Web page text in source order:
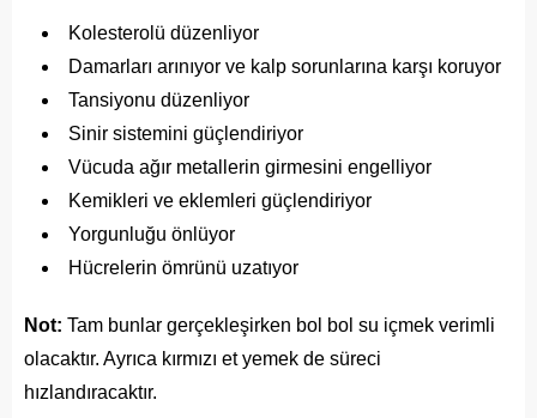
Kolesterolü düzenliyor
Damarları arınıyor ve kalp sorunlarına karşı koruyor
Tansiyonu düzenliyor
Sinir sistemini güçlendiriyor
Vücuda ağır metallerin girmesini engelliyor
Kemikleri ve eklemleri güçlendiriyor
Yorgunluğu önlüyor
Hücrelerin ömrünü uzatıyor
Not: Tam bunlar gerçekleşirken bol bol su içmek verimli
olacaktır. Ayrıca kırmızı et yemek de süreci
hızlandıracaktır.